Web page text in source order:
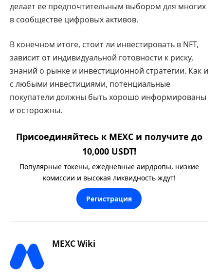
делает ее предпочтительным выбором для многих
в сообществе цифровых активов.
В конечном итоге, стоит ли инвестировать в NFT,
зависит от индивидуальной готовности к риску,
знаний о рынке и инвестиционной стратегии. Как и
с любыми инвестициями, потенциальные
покупатели должны быть хорошо информированы
и осторожны.
Присоединяйтесь к MEXC и получите до
10,000 USDT!
Популярные токены, ежедневные аирдропы, низкие
комиссии и высокая ликвидность ждут!
Регистрация
MEXC Wiki